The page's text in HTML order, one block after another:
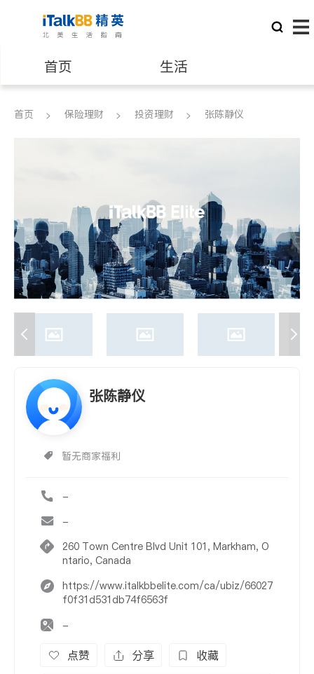
首页 生活
医生 律师
会计师
建筑装修
首页 保险理财 投资理财 张陈静仪
张陈静仪
暂无商家福利
-
-
260 Town Centre Blvd Unit 101, Markham, O
ntario, Canada
https://www.italkbbelite.com/ca/ubiz/66027
f0f31d531db74f6563f
-
点赞 分享 收藏